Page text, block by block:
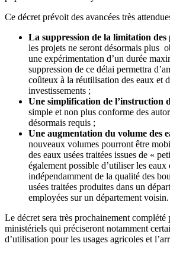
Ce décret prévoit des avancées très
La suppression de la limitation des
les projets ne seront désormais plus
une expérimentation d’un durée
suppression de ce délai permettra
coûteux à la réutilisation des eaux et
investissements ;
Une simplification de l’instruction
simple et non plus conforme des
désormais requis ;
Une augmentation du volume des
nouveaux volumes pourront être
des eaux usées traitées issues de «
également possible d’utiliser les eaux
indépendamment de la qualité des
usées traitées produites dans un
employées sur un département voisin.
Le décret sera très prochainement complété
ministériels qui préciseront notamment
d’utilisation pour les usages agricoles et